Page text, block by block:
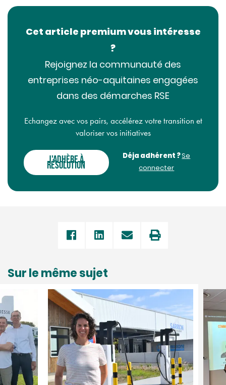
Cet article premium vous intéresse
?
Rejoignez la communauté des
entreprises néo-aquitaines engagées
dans des démarches RSE
Echangez avec vos pairs, accélérez votre transition et
valoriser vos initiatives
J'ADHÈRE À
RÉSOLUTION
Déja adhérent ?Se
connecter
Sur le même sujet